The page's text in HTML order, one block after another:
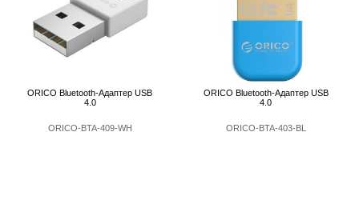
ORICO Bluetooth-Адаптер USB
4.0
ORICO-BTA-409-WH
ORICO Bluetooth-Адаптер USB
4.0
ORICO-BTA-403-BL